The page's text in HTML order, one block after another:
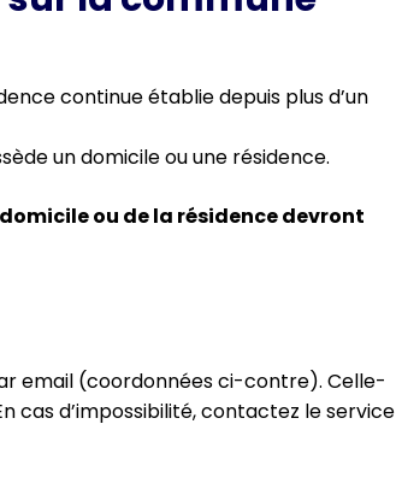
continue établie depuis plus d’un
un domicile ou une résidence.
ou de la résidence devront
email (coordonnées ci-contre). Celle-
cas d’impossibilité, contactez le service